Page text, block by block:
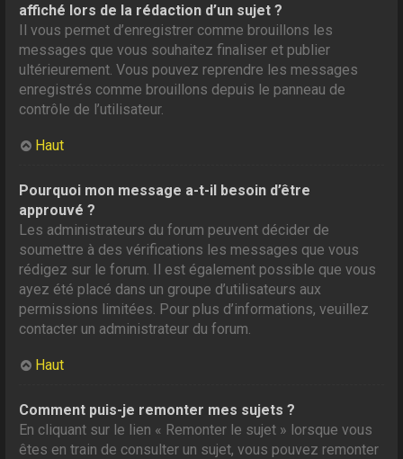
affiché lors de la rédaction d’un sujet ?
Il vous permet d’enregistrer comme brouillons les
messages que vous souhaitez finaliser et publier
ultérieurement. Vous pouvez reprendre les messages
enregistrés comme brouillons depuis le panneau de
contrôle de l’utilisateur.
Haut
Pourquoi mon message a-t-il besoin d’être
approuvé ?
Les administrateurs du forum peuvent décider de
soumettre à des vérifications les messages que vous
rédigez sur le forum. Il est également possible que vous
ayez été placé dans un groupe d’utilisateurs aux
permissions limitées. Pour plus d’informations, veuillez
contacter un administrateur du forum.
Haut
Comment puis-je remonter mes sujets ?
En cliquant sur le lien « Remonter le sujet » lorsque vous
êtes en train de consulter un sujet, vous pouvez remonter